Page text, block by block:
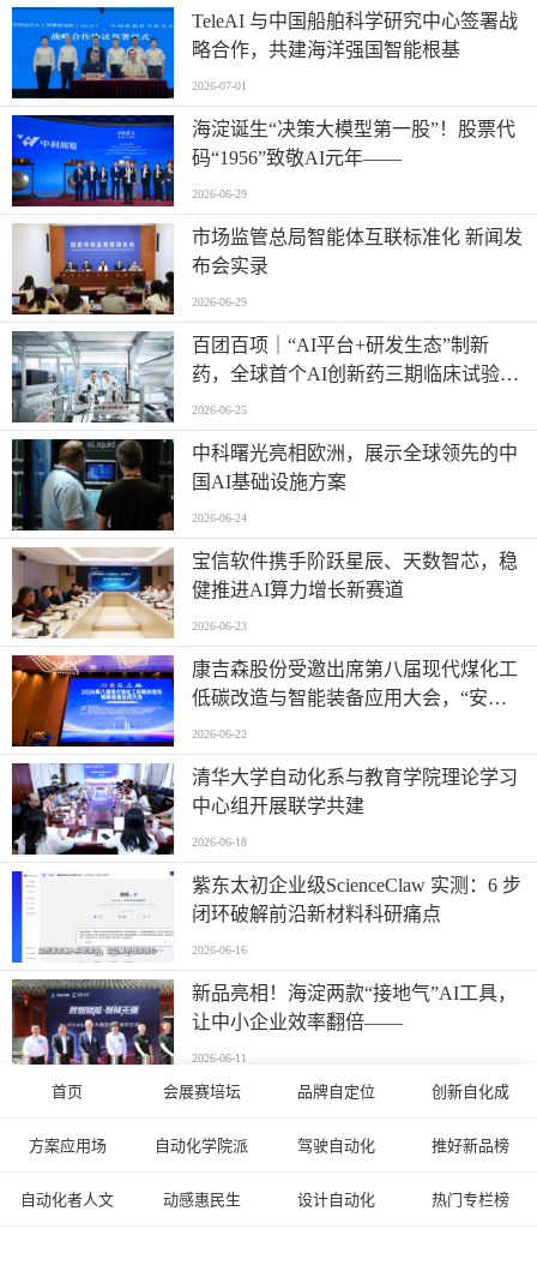
TeleAI 与中国船舶科学研究中心签署战
略合作，共建海洋强国智能根基
2026-07-01
海淀诞生“决策大模型第一股”！股票代
码“1956”致敬AI元年——
2026-06-29
市场监管总局智能体互联标准化 新闻发
布会实录
2026-06-29
百团百项｜“AI平台+研发生态”制新
药，全球首个AI创新药三期临床试验将
启动
2026-06-25
中科曙光亮相欧洲，展示全球领先的中
国AI基础设施方案
2026-06-24
宝信软件携手阶跃星辰、天数智芯，稳
健推进AI算力增长新赛道
2026-06-23
康吉森股份受邀出席第八届现代煤化工
低碳改造与智能装备应用大会，“安全
+智能”赋能行业数智低碳新未来
2026-06-22
清华大学自动化系与教育学院理论学习
中心组开展联学共建
2026-06-18
紫东太初企业级ScienceClaw 实测：6 步
闭环破解前沿新材料科研痛点
2026-06-16
新品亮相！海淀两款“接地气”AI工具，
让中小企业效率翻倍——
2026-06-11
海淀AI企业冲刺“通用决策大模型第一
中国互联网协会智能体互联网产业发展
首页 会展赛培坛 品牌自定位 创新自化成
方案应用场 自动化学院派 驾驶自动化 推好新品榜
自动化者人文 动感惠民生 设计自动化 热门专栏榜